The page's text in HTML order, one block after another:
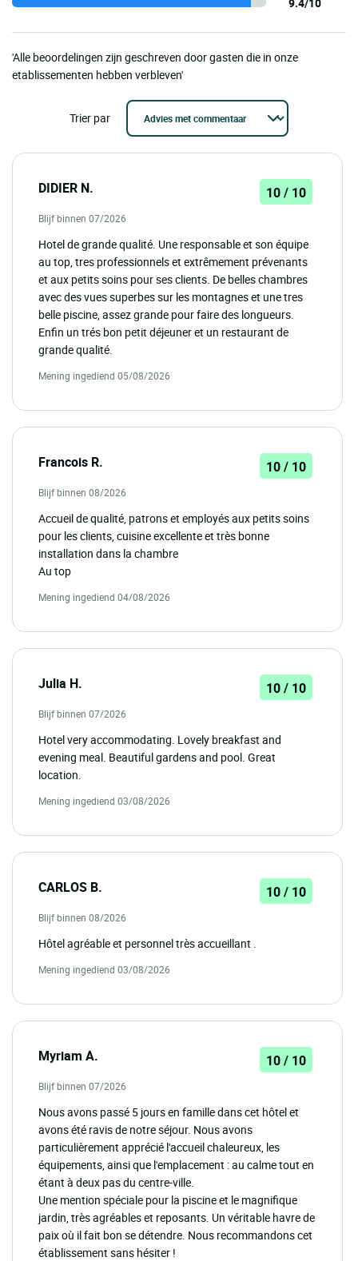
'Alle beoordelingen zijn geschreven door gasten die in onze
etablissementen hebben verbleven'
Trier par
DIDIER N. 10 / 10
Blijf binnen 07/2026
Hotel de grande qualité. Une responsable et son équipe
au top, tres professionnels et extrêmement prévenants
et aux petits soins pour ses clients. De belles chambres
avec des vues superbes sur les montagnes et une tres
belle piscine, assez grande pour faire des longueurs.
Enfin un trés bon petit déjeuner et un restaurant de
grande qualité.
Mening ingediend 05/08/2026
Francois R. 10 / 10
Blijf binnen 08/2026
Accueil de qualité, patrons et employés aux petits soins
pour les clients, cuisine excellente et très bonne
installation dans la chambre
Au top
Mening ingediend 04/08/2026
Julia H. 10 / 10
Blijf binnen 07/2026
Hotel very accommodating. Lovely breakfast and
evening meal. Beautiful gardens and pool. Great
location.
Mening ingediend 03/08/2026
CARLOS B. 10 / 10
Blijf binnen 08/2026
Hôtel agréable et personnel très accueillant .
Mening ingediend 03/08/2026
Myriam A. 10 / 10
Blijf binnen 07/2026
Nous avons passé 5 jours en famille dans cet hôtel et
avons été ravis de notre séjour. Nous avons
particulièrement apprécié l'accueil chaleureux, les
équipements, ainsi que l'emplacement : au calme tout en
étant à deux pas du centre-ville.
Une mention spéciale pour la piscine et le magnifique
jardin, très agréables et reposants. Un véritable havre de
paix où il fait bon se détendre. Nous recommandons cet
établissement sans hésiter !